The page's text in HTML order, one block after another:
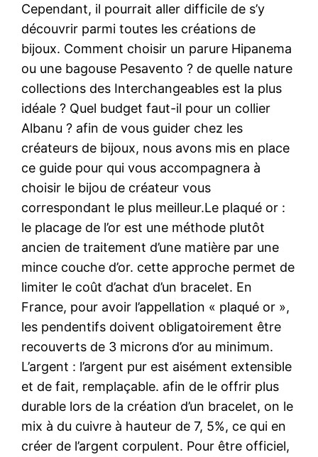
Cependant, il pourrait aller difficile de s’y
découvrir parmi toutes les créations de
bijoux. Comment choisir un parure Hipanema
ou une bagouse Pesavento ? de quelle nature
collections des Interchangeables est la plus
idéale ? Quel budget faut-il pour un collier
Albanu ? afin de vous guider chez les
créateurs de bijoux, nous avons mis en place
ce guide pour qui vous accompagnera à
choisir le bijou de créateur vous
correspondant le plus meilleur.Le plaqué or :
le placage de l’or est une méthode plutôt
ancien de traitement d’une matière par une
mince couche d’or. cette approche permet de
limiter le coût d’achat d’un bracelet. En
France, pour avoir l’appellation « plaqué or »,
les pendentifs doivent obligatoirement être
recouverts de 3 microns d’or au minimum.
L’argent : l’argent pur est aisément extensible
et de fait, remplaçable. afin de le offrir plus
durable lors de la création d’un bracelet, on le
mix à du cuivre à hauteur de 7, 5%, ce qui en
créer de l’argent corpulent. Pour être officiel,